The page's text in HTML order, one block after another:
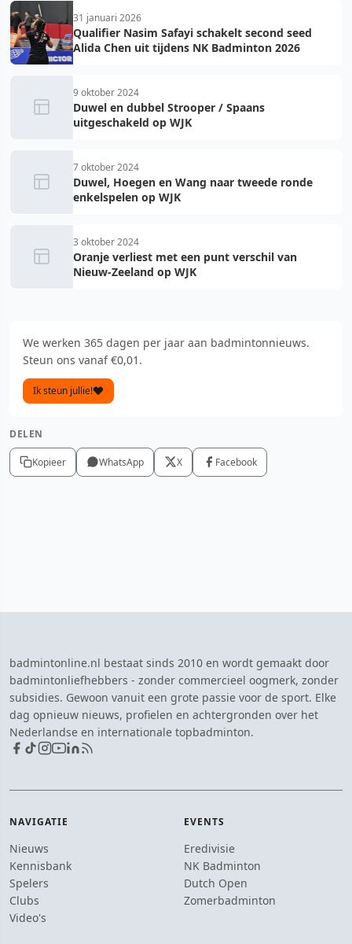
31 januari 2026
Qualifier Nasim Safayi schakelt second seed
Alida Chen uit tijdens NK Badminton 2026
9 oktober 2024
Duwel en dubbel Strooper / Spaans
uitgeschakeld op WJK
7 oktober 2024
Duwel, Hoegen en Wang naar tweede ronde
enkelspelen op WJK
3 oktober 2024
Oranje verliest met een punt verschil van
Nieuw-Zeeland op WJK
We werken 365 dagen per jaar aan badmintonnieuws.
Steun ons vanaf €0,01.
Ik steun jullie!
DELEN
Kopieer WhatsApp X Facebook
badmintonline.nl bestaat sinds 2010 en wordt gemaakt door
badmintonliefhebbers - zonder commercieel oogmerk, zonder
subsidies. Gewoon vanuit een grote passie voor de sport. Elke
dag opnieuw nieuws, profielen en achtergronden over het
Nederlandse en internationale topbadminton.
NAVIGATIE
Nieuws
Kennisbank
Spelers
Clubs
Video's
EVENTS
Eredivisie
NK Badminton
Dutch Open
Zomerbadminton